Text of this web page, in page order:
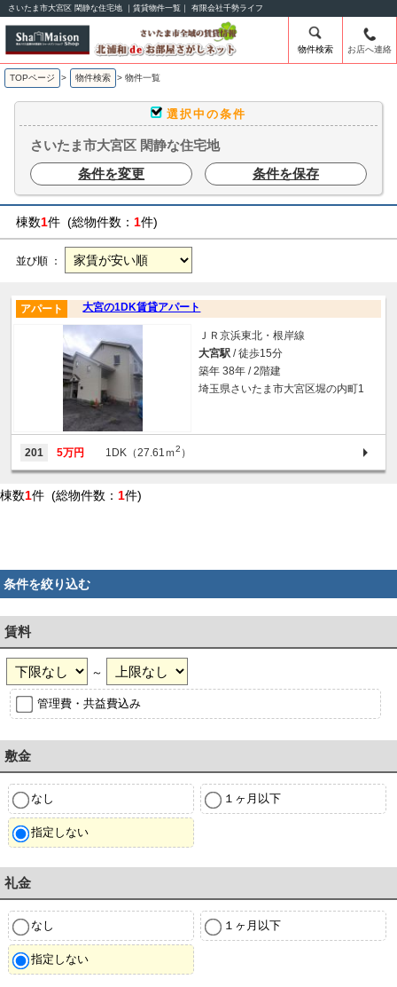
さいたま市大宮区 閑静な住宅地 ｜賃貸物件一覧｜ 有限会社千勢ライフ
物件検索 お店へ連絡
TOPページ > 物件検索 > 物件一覧
選択中の条件
さいたま市大宮区 閑静な住宅地
条件を変更
条件を保存
棟数1件 (総物件数： 1件)
並び順 ：
大宮の1DK賃貸アパート
アパート
ＪＲ京浜東北・根岸線
大宮駅 / 徒歩15分
築年 38年 / 2階建
埼玉県さいたま市大宮区堀の内町1
201 5万円 1DK（27.61ｍ2 ）
棟数1件 (総物件数： 1件)
条件を絞り込む
賃料
～
管理費・共益費込み
敷金
なし １ヶ月以下
指定しない
礼金
なし １ヶ月以下
指定しない